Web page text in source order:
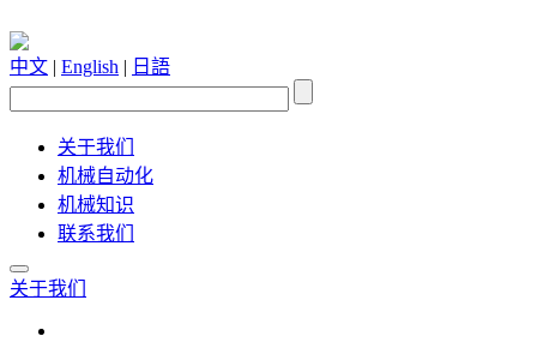
中文 | English | 日語
关于我们
机械自动化
机械知识
联系我们
关于我们